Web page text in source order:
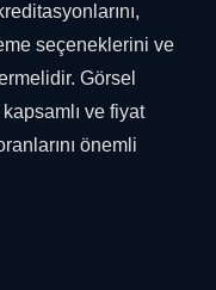
seçeneklerini ve
Görsel
ve fiyat
önemli